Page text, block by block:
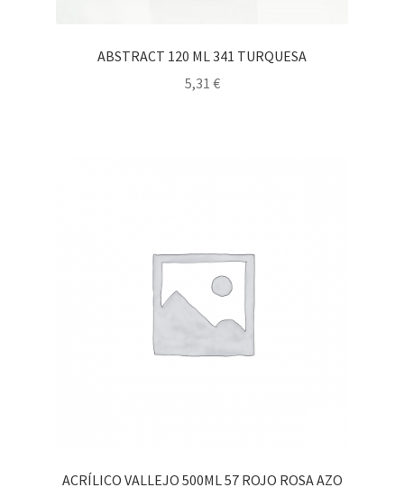
ABSTRACT 120 ML 341 TURQUESA
5,31 €
ACRÍLICO VALLEJO 500ML 57 ROJO ROSA AZO